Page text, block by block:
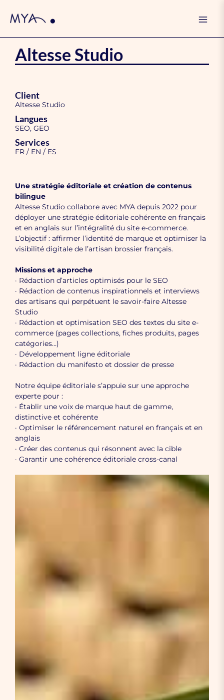
Altesse Studio
Client
Altesse Studio
Langues
SEO, GEO
Services
FR / EN / ES
Une stratégie éditoriale et création de contenus
bilingue
Altesse Studio collabore avec MYA depuis 2022 pour
déployer une stratégie éditoriale cohérente en français
et en anglais sur l’intégralité du site e-commerce.
L’objectif : affirmer l’identité de marque et optimiser la
visibilité digitale de l’artisan brossier français.
Missions et approche
· Rédaction d’articles optimisés pour le SEO
· Rédaction de contenus inspirationnels et interviews
des artisans qui perpétuent le savoir-faire Altesse
Studio
· Rédaction et optimisation SEO des textes du site e-
commerce (pages collections, fiches produits, pages
catégories…)
· Développement ligne éditoriale
· Rédaction du manifesto et dossier de presse
Notre équipe éditoriale s’appuie sur une approche
experte pour :
· Établir une voix de marque haut de gamme,
distinctive et cohérente
· Optimiser le référencement naturel en français et en
anglais
· Créer des contenus qui résonnent avec la cible
· Garantir une cohérence éditoriale cross-canal